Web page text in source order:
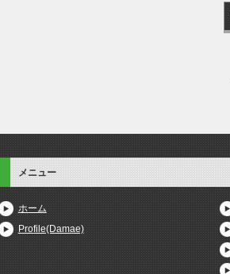
メニュー
ホーム
Profile(Damae)